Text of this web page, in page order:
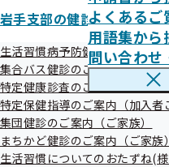
よくあるご
用語集から
問い合わせ
岩手支部の健診・保健指導
生活習慣病予防健診のご案内
集合バス健診のご案内
特定健康診査のご案内（ご家族
特定保健指導のご案内（加入者
集団健診のご案内（ご家族）
まちかど健診のご案内（ご家族）
生活習慣についてのおたずね(
健康づくり
元気な企業に健康な
康経営宣言」にご登